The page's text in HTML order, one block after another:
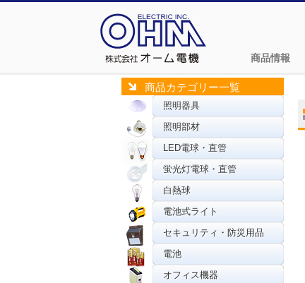
商品情報
商品カテゴリー一覧
照明器具
照明部材
LED電球・直管
蛍光灯電球・直管
白熱球
電池式ライト
セキュリティ・防災用品
電池
オフィス機器